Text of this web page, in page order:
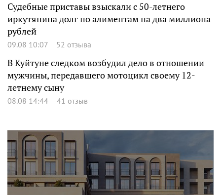
Судебные приставы взыскали с 50-летнего
иркутянина долг по алиментам на два миллиона
рублей
09.08 10:07 52 отзыва
В Куйтуне следком возбудил дело в отношении
мужчины, передавшего мотоцикл своему 12-
летнему сыну
08.08 14:44 41 отзыв